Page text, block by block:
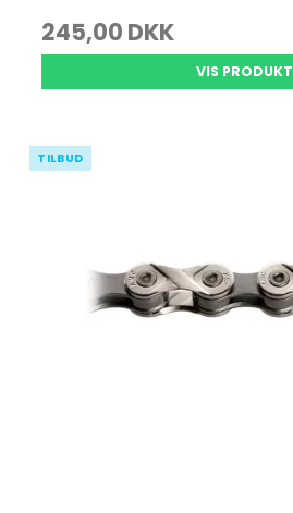
245,00 DKK
VIS PRODUKT
TILBUD